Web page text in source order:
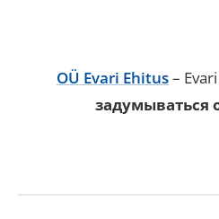
OÜ Evari Ehitus–
задумываться